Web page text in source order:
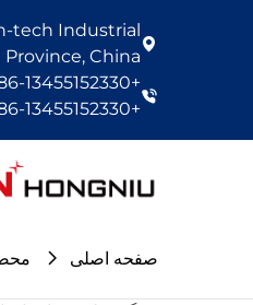
tech Industrial
China
+86-13455152330
+86-13455152330
صفحه اصلی